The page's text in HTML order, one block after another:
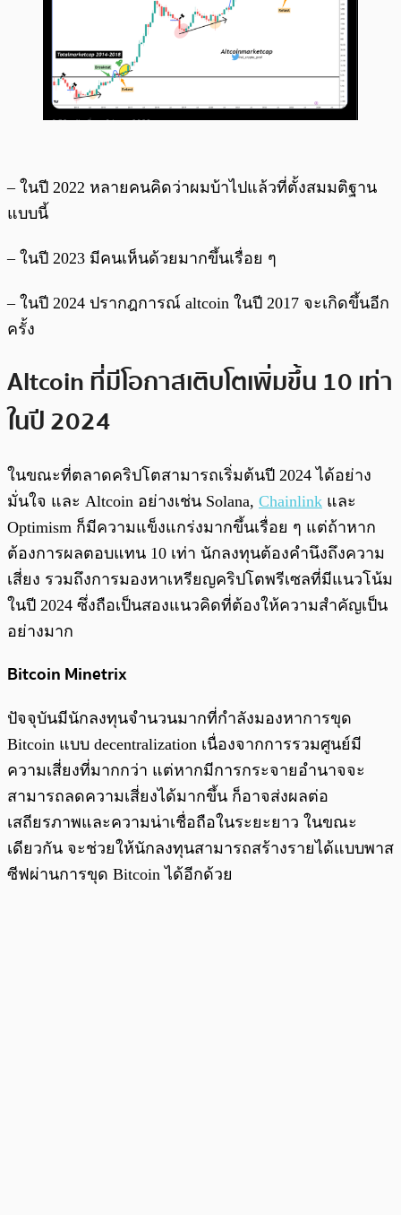
– ในปี 2022 หลายคนคิดว่าผมบ้าไปแล้วที่ตั้งสมมติฐาน
แบบนี้
– ในปี 2023 มีคนเห็นด้วยมากขึ้นเรื่อย ๆ
– ในปี 2024 ปรากฎการณ์ altcoin ในปี 2017 จะเกิดขึ้นอีก
ครั้ง
Altcoin ที่มีโอกาสเติบโตเพิ่มขึ้น 10 เท่า
ในปี 2024
ในขณะที่ตลาดคริปโตสามารถเริ่มต้นปี 2024 ได้อย่าง
มั่นใจ และ Altcoin อย่างเช่น Solana, Chainlink และ
Optimism ก็มีความแข็งแกร่งมากขึ้นเรื่อย ๆ แต่ถ้าหาก
ต้องการผลตอบแทน 10 เท่า นักลงทุนต้องคำนึงถึงความ
เสี่ยง รวมถึงการมองหาเหรียญคริปโตพรีเซลที่มีแนวโน้ม
ในปี 2024 ซึ่งถือเป็นสองแนวคิดที่ต้องให้ความสำคัญเป็น
อย่างมาก
Bitcoin Minetrix
ปัจจุบันมีนักลงทุนจำนวนมากที่กำลังมองหาการขุด
Bitcoin แบบ decentralization เนื่องจากการรวมศูนย์มี
ความเสี่ยงที่มากกว่า แต่หากมีการกระจายอำนาจจะ
สามารถลดความเสี่ยงได้มากขึ้น ก็อาจส่งผลต่อ
เสถียรภาพและความน่าเชื่อถือในระยะยาว ในขณะ
เดียวกัน จะช่วยให้นักลงทุนสามารถสร้างรายได้แบบพาส
ซีฟผ่านการขุด Bitcoin ได้อีกด้วย